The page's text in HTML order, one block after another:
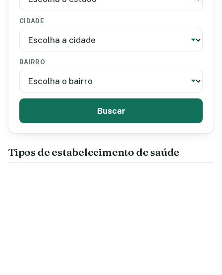
CIDADE
BAIRRO
Buscar
Tipos de estabelecimento de saúde